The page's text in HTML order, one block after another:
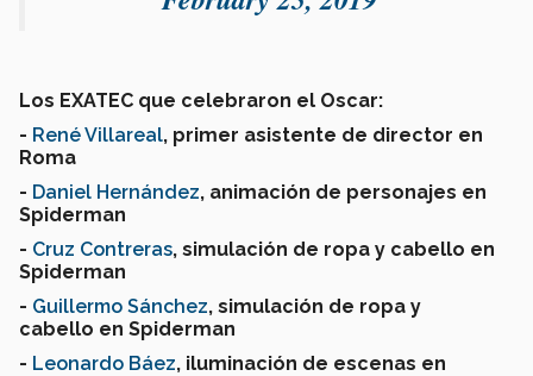
Los EXATEC que celebraron el Oscar:
- René Villareal, primer asistente de director en
Roma
- Daniel Hernández, animación de personajes en
Spiderman
- Cruz Contreras, simulación de ropa y cabello en
Spiderman
- Guillermo Sánchez, simulación de ropa y
cabello en Spiderman
- Leonardo Báez, iluminación de escenas en